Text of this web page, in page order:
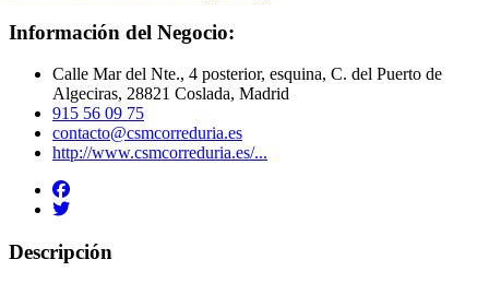
Información del Negocio:
Calle Mar del Nte., 4 posterior, esquina, C. del Puerto de
Algeciras, 28821 Coslada, Madrid
915 56 09 75
contacto@csmcorreduria.es
http://www.csmcorreduria.es/...
Descripción